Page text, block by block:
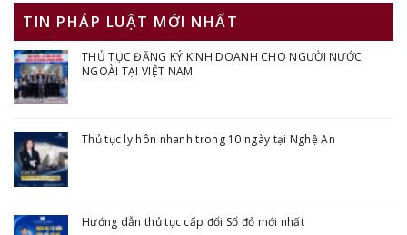
TIN PHÁP LUẬT MỚI NHẤT
THỦ TỤC ĐĂNG KÝ KINH DOANH CHO NGƯỜI NƯỚC
NGOÀI TẠI VIỆT NAM
Thủ tục ly hôn nhanh trong 10 ngày tại Nghệ An
Hướng dẫn thủ tục cấp đổi Sổ đỏ mới nhất